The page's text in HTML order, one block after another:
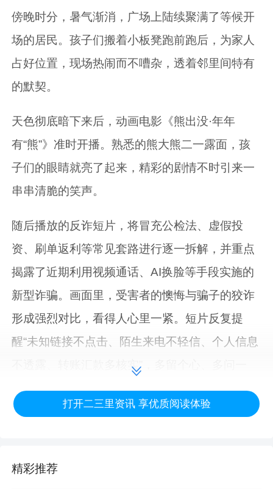
傍晚时分，暑气渐消，广场上陆续聚满了等候开
场的居民。孩子们搬着小板凳跑前跑后，为家人
占好位置，现场热闹而不嘈杂，透着邻里间特有
的默契。
天色彻底暗下来后，动画电影《熊出没·年年
有“熊”》准时开播。熟悉的熊大熊二一露面，孩
子们的眼睛就亮了起来，精彩的剧情不时引来一
串串清脆的笑声。
随后播放的反诈短片，将冒充公检法、虚假投
资、刷单返利等常见套路进行逐一拆解，并重点
揭露了近期利用视频通话、AI换脸等手段实施的
新型诈骗。画面里，受害者的懊悔与骗子的狡诈
形成强烈对比，看得人心里一紧。短片反复提
醒“未知链接不点击、陌生来电不轻信、个人信息
不透露、转账汇款多核实”，多留个心、多问一
句，往往就能避开一个大坑。
式，将文化惠民与平安宣传融为一体，既丰富了
打开二三里资讯 享优质阅读体验
精彩推荐